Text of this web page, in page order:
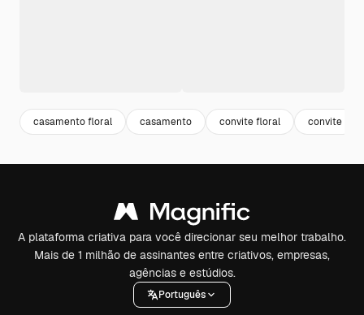
casamento floral casamento convite floral convite
A plataforma criativa para você direcionar seu melhor trabalho.
Mais de 1 milhão de assinantes entre criativos, empresas,
agências e estúdios.
Português